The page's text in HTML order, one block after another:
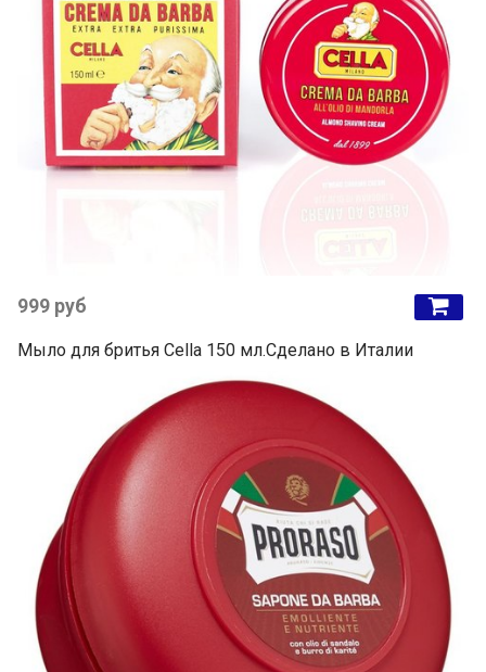
999 руб
Мыло для бритья Cella 150 мл.Сделано в Италии